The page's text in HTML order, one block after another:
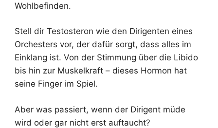
Wohlbefinden.
Stell dir Testosteron wie den Dirigenten eines
Orchesters vor, der dafür sorgt, dass alles im
Einklang ist. Von der Stimmung über die Libido
bis hin zur Muskelkraft – dieses Hormon hat
seine Finger im Spiel.
Aber was passiert, wenn der Dirigent müde
wird oder gar nicht erst auftaucht?